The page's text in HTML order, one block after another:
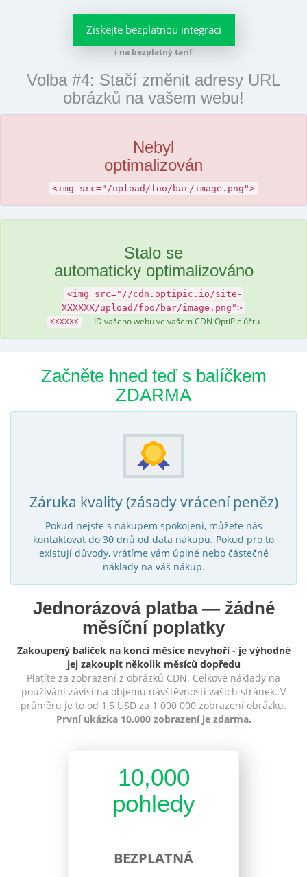
Získejte bezplatnou integraci
i na bezplatný tarif
Volba #4: Stačí změnit adresy URL
obrázků na vašem webu!
Nebyl
optimalizován
<img src="/upload/foo/bar/image.png">
Stalo se
automaticky optimalizováno
<img src="//cdn.optipic.io/site-
XXXXXX/upload/foo/bar/image.png">
XXXXXX — ID vašeho webu ve vašem CDN OptiPic účtu
Začněte hned teď s balíčkem
ZDARMA
Záruka kvality (zásady vrácení peněz)
Pokud nejste s nákupem spokojeni, můžete nás
kontaktovat do 30 dnů od data nákupu. Pokud pro to
existují důvody, vrátíme vám úplné nebo částečné
náklady na váš nákup.
Jednorázová platba — žádné
měsíční poplatky
Zakoupený balíček na konci měsíce nevyhoří - je výhodné
jej zakoupit několik měsíců dopředu
Platíte za zobrazení z obrázků CDN. Celkové náklady na
používání závisí na objemu návštěvnosti vašich stránek. V
průměru je to od 1,5 USD za 1 000 000 zobrazení obrázku.
První ukázka 10,000 zobrazení je zdarma.
10,000
pohledy
BEZPLATNÁ